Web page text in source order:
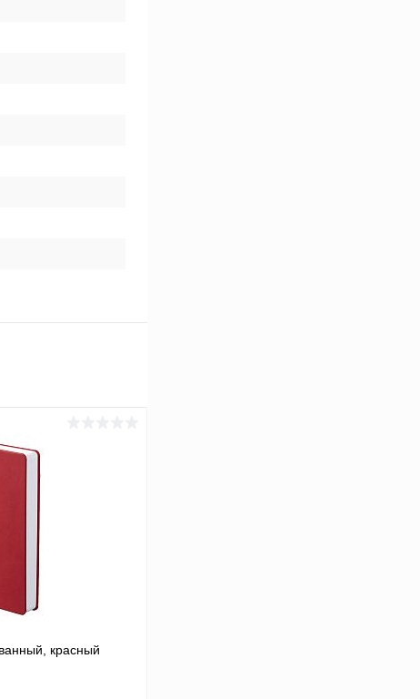
красный